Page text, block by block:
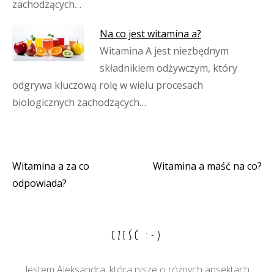
zachodzących…
Na co jest witamina a?
Witamina A jest niezbędnym
składnikiem odżywczym, który
odgrywa kluczową rolę w wielu procesach
biologicznych zachodzących…
Nawigacja
Witamina a za co
odpowiada?
Witamina a maść na co?
CZEŚĆ :-)